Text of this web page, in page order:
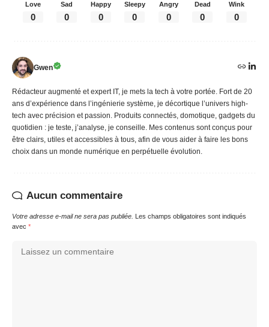
Love
0
Sad
0
Happy
0
Sleepy
0
Angry
0
Dead
0
Wink
0
Gwen
Rédacteur augmenté et expert IT, je mets la tech à votre portée. Fort de 20
ans d’expérience dans l’ingénierie système, je décortique l’univers high-
tech avec précision et passion. Produits connectés, domotique, gadgets du
quotidien : je teste, j’analyse, je conseille. Mes contenus sont conçus pour
être clairs, utiles et accessibles à tous, afin de vous aider à faire les bons
choix dans un monde numérique en perpétuelle évolution.
Aucun commentaire
Votre adresse e-mail ne sera pas publiée. Les champs obligatoires sont indiqués
avec *